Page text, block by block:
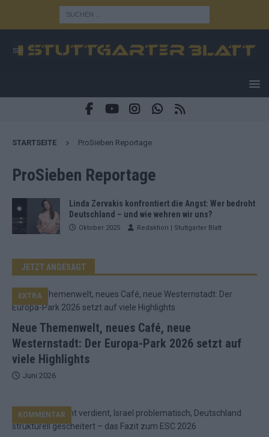
STARTSEITE ProSieben Reportage
ProSieben Reportage
Linda Zervakis konfrontiert die Angst: Wer bedroht
Deutschland – und wie wehren wir uns?
Oktober 2025 Redaktion | Stuttgarter Blatt
JETZT ANGESAGT
Neue Themenwelt, neues Café, neue
Westernstadt: Der Europa-Park 2026 setzt auf
viele Highlights
EXTRA
Juni 2026
KOMMENTAR